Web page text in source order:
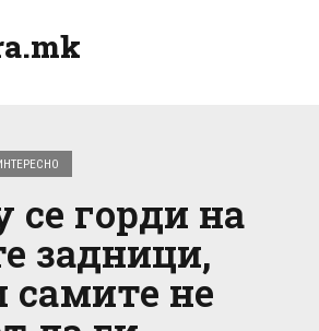
се горди на
задници,
самите не